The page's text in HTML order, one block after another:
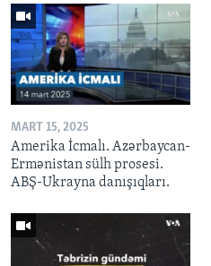
MART 15, 2025
Amerika İcmalı. Azərbaycan-
Ermənistan sülh prosesi.
ABŞ-Ukrayna danışıqları.